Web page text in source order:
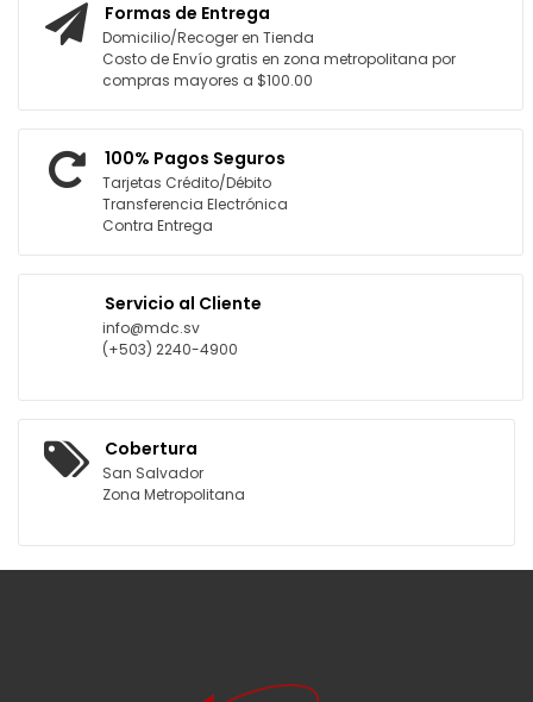
Formas de Entrega
Domicilio/Recoger en Tienda
Costo de Envío gratis en zona metropolitana por
compras mayores a $100.00
100% Pagos Seguros
Tarjetas Crédito/Débito
Transferencia Electrónica
Contra Entrega
Servicio al Cliente
info@mdc.sv
(+503) 2240-4900
Cobertura
San Salvador
Zona Metropolitana